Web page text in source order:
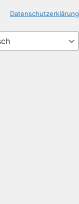
Datenschutzerklärung